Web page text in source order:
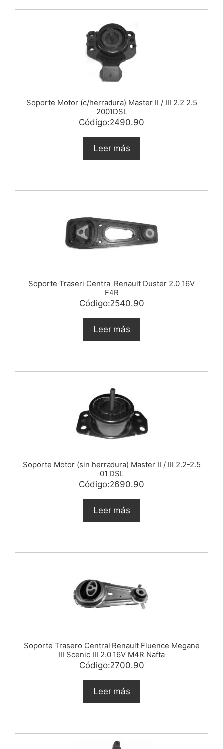
Soporte Motor (c/herradura) Master II / III 2.2 2.5
2001DSL
Código:2490.90
Leer más
Soporte Traseri Central Renault Duster 2.0 16V
F4R
Código:2540.90
Leer más
Soporte Motor (sin herradura) Master II / III 2.2-2.5
01 DSL
Código:2690.90
Leer más
Soporte Trasero Central Renault Fluence Megane
III Scenic III 2.0 16V M4R Nafta
Código:2700.90
Leer más